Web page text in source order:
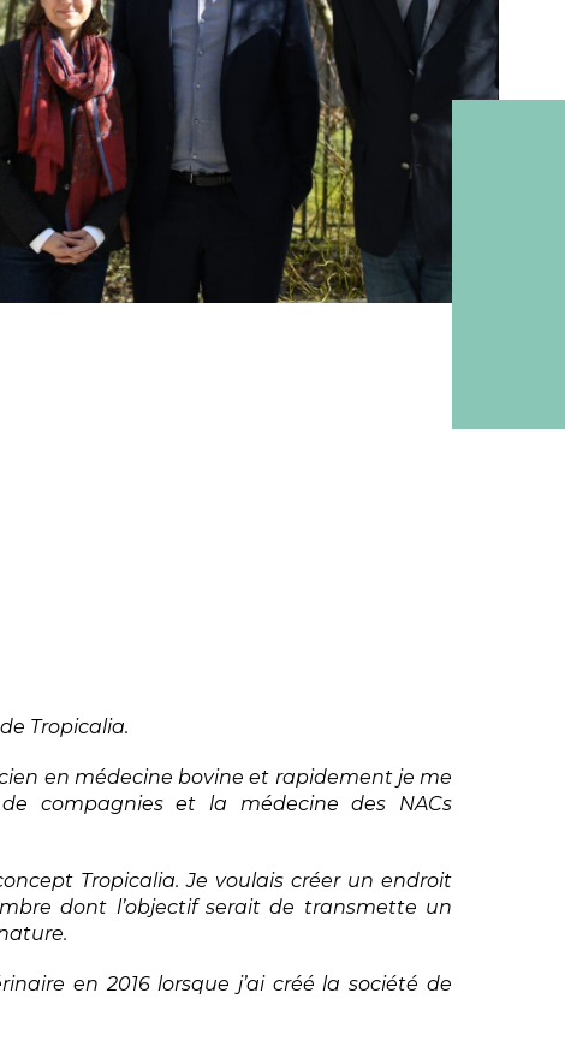
Tropicalia.
en médecine bovine et rapidement je me
compagnies et la médecine des NACs
Tropicalia. Je voulais créer un endroit
dont l’objectif serait de transmette un
en 2016 lorsque j’ai créé la société de